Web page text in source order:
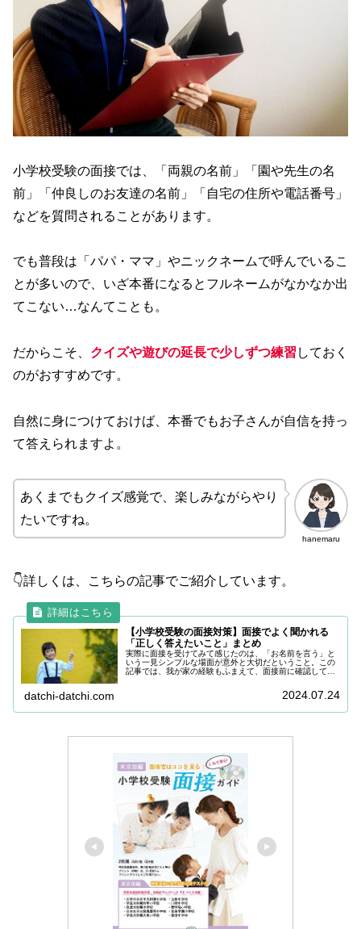
小学校受験の面接では、「両親の名前」「園や先生の名
前」「仲良しのお友達の名前」「自宅の住所や電話番号」
などを質問されることがあります。
でも普段は「パパ・ママ」やニックネームで呼んでいるこ
とが多いので、いざ本番になるとフルネームがなかなか出
てこない…なんてことも。
だからこそ、 クイズや遊びの延長で少しずつ練習 しておく
のがおすすめです。
自然に身につけておけば、本番でもお子さんが自信を持っ
て答えられますよ。
hanemaru
あくまでもクイズ感覚で、楽しみながらやり
たいですね。
👇詳しくは、こちらの記事でご紹介しています。
【小学校受験の面接対策】面接でよく聞かれる
「正しく答えたいこと」まとめ
実際に面接を受けてみて感じたのは、「お名前を言う」と
いう一見シンプルな場面が意外と大切だということ。この
記事では、我が家の経験もふまえて、面接前に確認してお
datchi-datchi.com 2024.07.24